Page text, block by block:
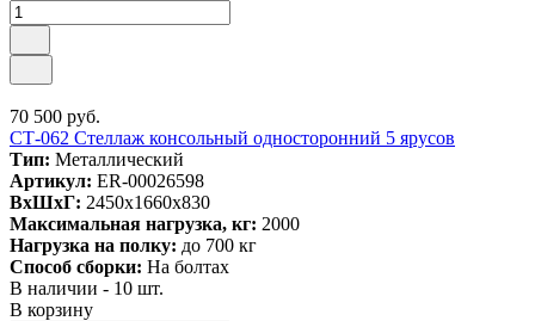
70 500 руб.
СТ-062 Стеллаж консольный односторонний 5 ярусов
Тип: Металлический
Артикул: ER-00026598
ВxШxГ: 2450x1660x830
Максимальная нагрузка, кг: 2000
Нагрузка на полку: до 700 кг
Способ сборки: На болтах
В наличии - 10 шт.
В корзину